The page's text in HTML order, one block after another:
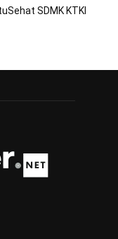
SDMK KTKI